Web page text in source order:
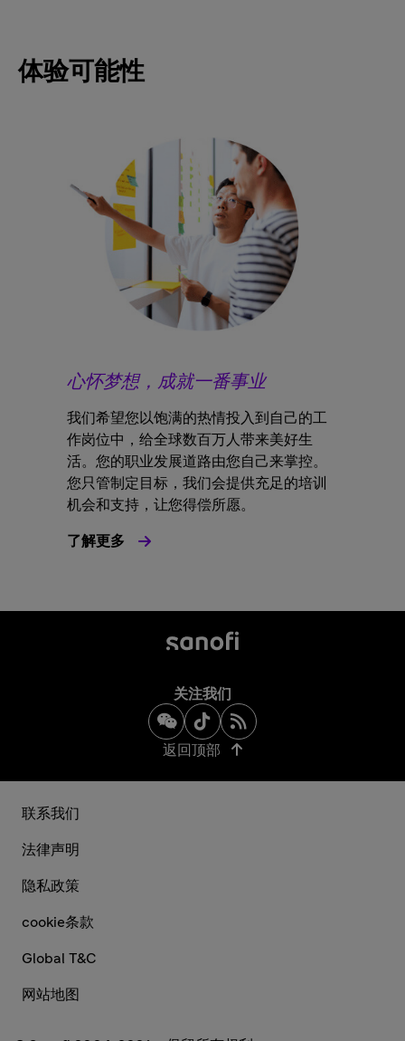
体验可能性
心怀梦想，成就一番事业
我们希望您以饱满的热情投入到自己的工
作岗位中，给全球数百万人带来美好生
活。您的职业发展道路由您自己来掌控。
您只管制定目标，我们会提供充足的培训
机会和支持，让您得偿所愿。
了解更多
关注我们
返回顶部
联系我们
法律声明
隐私政策
cookie条款
Global T&C
网站地图